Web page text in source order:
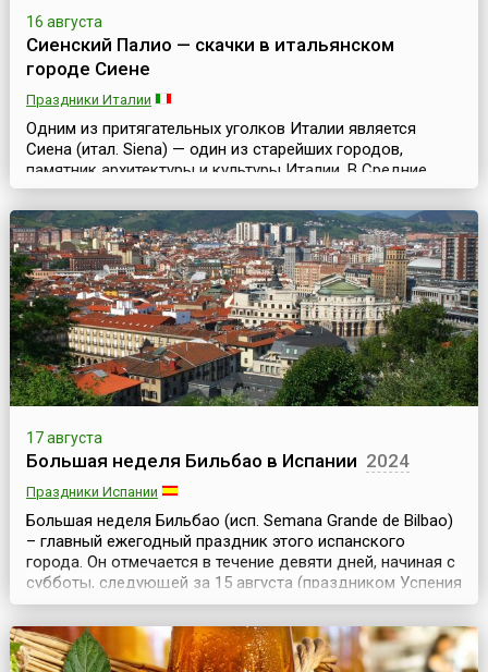
16 августа
Сиенский Палио — скачки в итальянском
городе Сиене
Праздники Италии
Одним из притягательных уголков Италии является
Сиена (итал. Siena) — один из старейших городов,
памятник архитектуры и культуры Италии. В Средние
века этот город, расположенный в западной части
страны, в Тоскане, был столицей сильной Сиенской
республики и уже в ту дальнюю эпоху хранил шедевры
итальянской готики мирового достоинства.Именно в
Средние века и зародилась традиция проводить в
город...
17 августа
Большая неделя Бильбао в Испании 2024
Праздники Испании
Большая неделя Бильбао (исп. Semana Grande de Bilbao)
– главный ежегодный праздник этого испанского
города. Он отмечается в течение девяти дней, начиная с
субботы, следующей за 15 августа (праздником Успения
Богородицы).Официальный статус праздник получил в
1978 году, хотя и прежде в августе в Бильбао проходили
разнообразные увеселительные мероприятия – ярмарки,
корриды, состязания силачей, ци...